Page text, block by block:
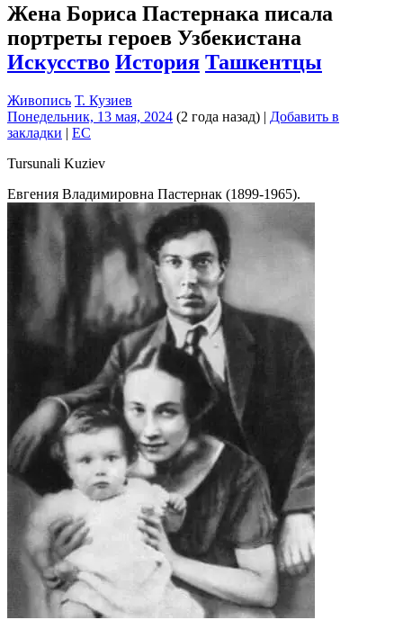
Жена Бориса Пастернака писала
портреты героев Узбекистана
Искусство История Ташкентцы
Живопись Т. Кузиев
Понедельник, 13 мая, 2024 (2 года назад) | Добавить в
закладки | EC
Tursunali Kuziev
Евгения Владимировна Пастернак (1899-1965).